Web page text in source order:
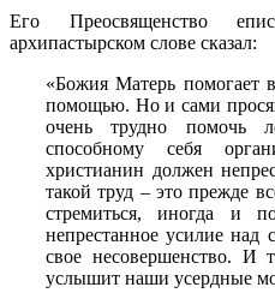
Его Преосвященство
архипастырском слове сказал:
«Божия Матерь помогает
помощью. Но и сами
очень трудно помочь
способному себя
христианин должен
такой труд – это прежде
стремиться, иногда и
непрестанное усилие над
свое несовершенство. И
услышит наши усердные